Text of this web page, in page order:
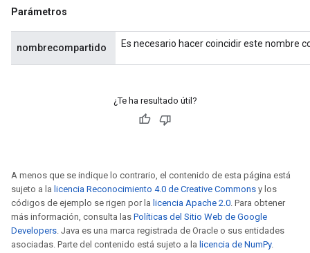
Parámetros
nombrecompartido Es necesario hacer coincidir este nombre
¿Te ha resultado útil?
A menos que se indique lo contrario, el contenido de esta página está
sujeto a la licencia Reconocimiento 4.0 de Creative Commons y los
códigos de ejemplo se rigen por la licencia Apache 2.0. Para obtener
más información, consulta las Políticas del Sitio Web de Google
Developers. Java es una marca registrada de Oracle o sus entidades
asociadas. Parte del contenido está sujeto a la licencia de NumPy.